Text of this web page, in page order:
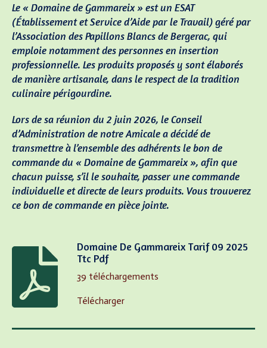
Le « Domaine de Gammareix » est un ESAT
(Établissement et Service d’Aide par le Travail) géré par
l’Association des Papillons Blancs de Bergerac, qui
emploie notamment des personnes en insertion
professionnelle. Les produits proposés y sont élaborés
de manière artisanale, dans le respect de la tradition
culinaire périgourdine.
Lors de sa réunion du 2 juin 2026, le Conseil
d’Administration de notre Amicale a décidé de
transmettre à l’ensemble des adhérents le bon de
commande du « Domaine de Gammareix », afin que
chacun puisse, s’il le souhaite, passer une commande
individuelle et directe de leurs produits. Vous trouverez
ce bon de commande en pièce jointe.
Domaine De Gammareix Tarif 09 2025
Ttc Pdf
39 téléchargements
Télécharger